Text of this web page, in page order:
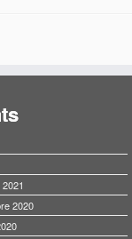
2020